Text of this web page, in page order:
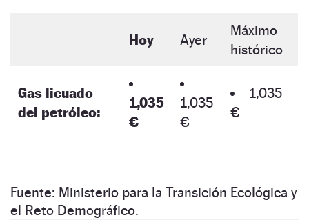
Hoy Ayer
Máximo
histórico
Gas licuado
del petróleo:
1,035
€
1,035
€
1,035
€
Fuente: Ministerio para la Transición Ecológica y
el Reto Demográfico.